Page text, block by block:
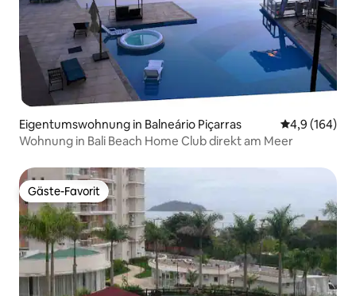
Eigentumswohnung in Balneário Piçarras
4,9 (164)
Wohnung in Bali Beach Home Club direkt am Meer
Gäste-Favorit
Gäste-Favorit